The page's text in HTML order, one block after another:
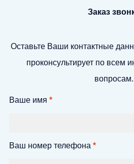
Заказ
Оставьте Ваши контактные
проконсультирует по всем
вопросам.
Ваше имя *
Ваш номер телефона *